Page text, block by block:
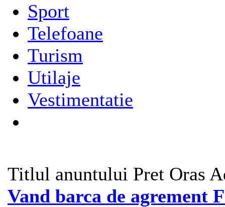
Sport
Telefoane
Turism
Utilaje
Vestimentatie
Titlul anuntului Pret Oras
Vand barca de agrement